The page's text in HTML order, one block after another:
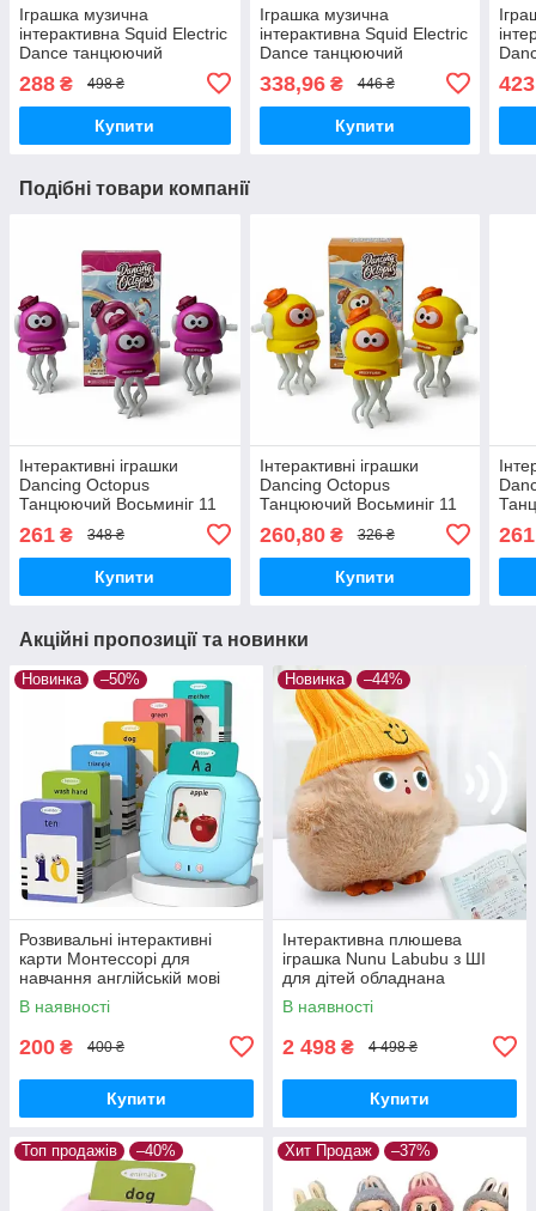
Іграшка музична
інтерактивна Squid Electric
Dance танцюючий
Зелений
288 ₴ 498 ₴
Купити
Іграшка музична
інтерактивна Squid Electric
Dance танцюючий
Жовтий
338,96₴ 446 ₴
Купити
Подібні товари компанії
Інтерактивні іграшки
Dancing Octopus
Танцюючий Восьминіг 11
261 ₴ 348 ₴
Купити
Інтерактивні іграшки
Dancing Octopus
Танцюючий Восьминіг 11
260,80₴ 326 ₴
Купити
Акційні пропозиції та новинки
Новинка –50%
Розвивальні інтерактивні
карти Монтессорі для
навчання англійській мові
Блакитний
В наявності
200 ₴ 400 ₴
Купити
Новинка –44%
Інтерактивна плюшева
іграшка Nunu Labubu з ШІ
для дітей обладнана
світлодіодними очима та
здатністю адаптувати
В наявності
2 498 ₴ 4 498 ₴
Купити
Топ продажів –40% Хит Продаж –37%